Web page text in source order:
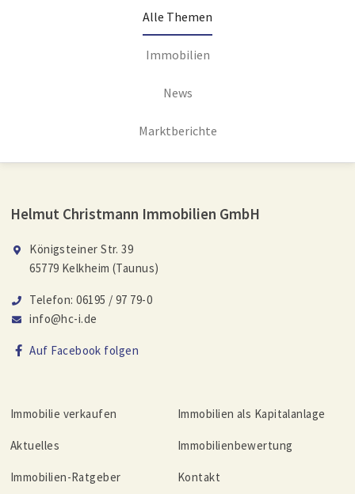
Alle Themen
Immobilien
News
Marktberichte
Helmut Christmann Immobilien GmbH
Königsteiner Str. 39
65779 Kelkheim (Taunus)
Telefon: 06195 / 97 79-0
info@hc-i.de
Auf Facebook folgen
Immobilie verkaufen Immobilien als Kapitalanlage
Aktuelles Immobilienbewertung
Immobilien-Ratgeber Kontakt